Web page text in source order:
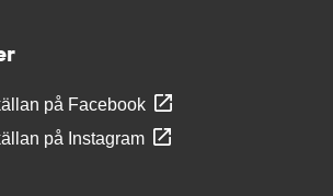
på Facebook
på Instagram